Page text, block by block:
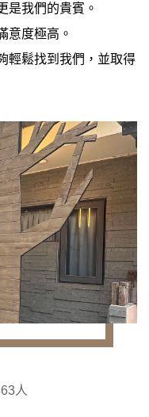
是我們的貴賓。
意度極高。
輕鬆找到我們，並取得
人